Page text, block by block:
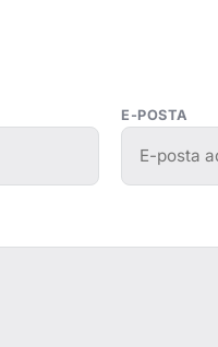
E-POSTA